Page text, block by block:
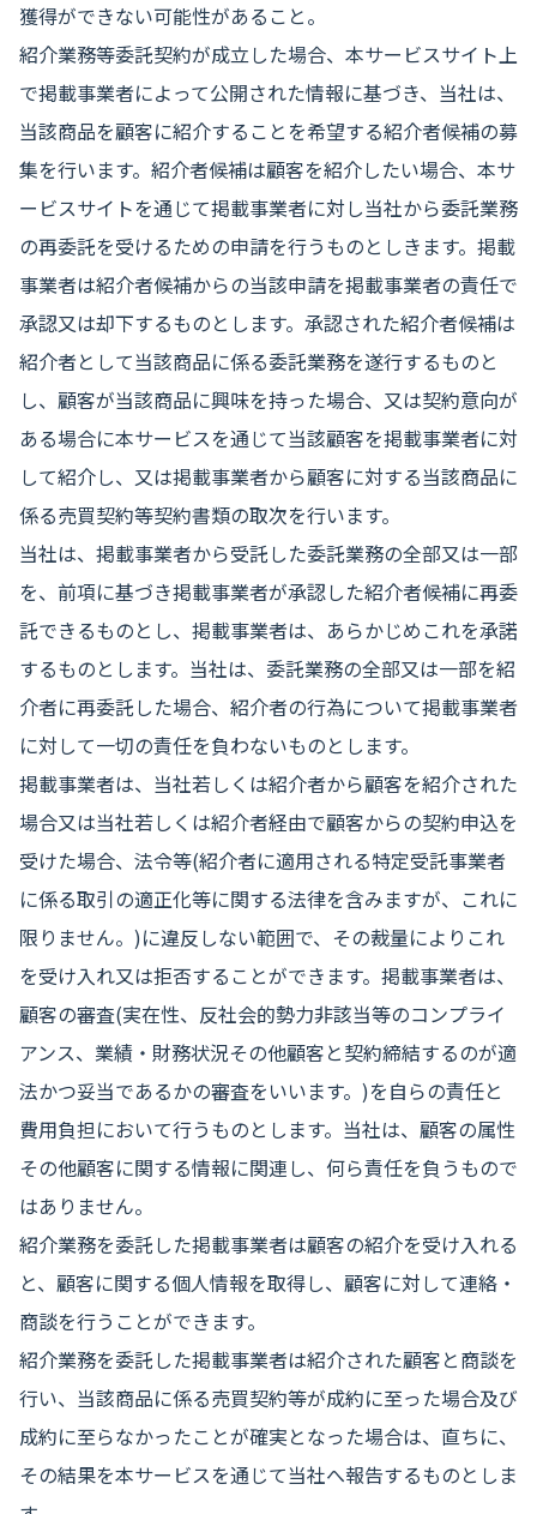
獲得ができない可能性があること。
紹介業務等委託契約が成立した場合、本サービスサイト上
で掲載事業者によって公開された情報に基づき、当社は、
当該商品を顧客に紹介することを希望する紹介者候補の募
集を行います。紹介者候補は顧客を紹介したい場合、本サ
ービスサイトを通じて掲載事業者に対し当社から委託業務
の再委託を受けるための申請を行うものとしきます。掲載
事業者は紹介者候補からの当該申請を掲載事業者の責任で
承認又は却下するものとします。承認された紹介者候補は
紹介者として当該商品に係る委託業務を遂行するものと
し、顧客が当該商品に興味を持った場合、又は契約意向が
ある場合に本サービスを通じて当該顧客を掲載事業者に対
して紹介し、又は掲載事業者から顧客に対する当該商品に
係る売買契約等契約書類の取次を行います。
当社は、掲載事業者から受託した委託業務の全部又は一部
を、前項に基づき掲載事業者が承認した紹介者候補に再委
託できるものとし、掲載事業者は、あらかじめこれを承諾
するものとします。当社は、委託業務の全部又は一部を紹
介者に再委託した場合、紹介者の行為について掲載事業者
に対して一切の責任を負わないものとします。
掲載事業者は、当社若しくは紹介者から顧客を紹介された
場合又は当社若しくは紹介者経由で顧客からの契約申込を
受けた場合、法令等(紹介者に適用される特定受託事業者
に係る取引の適正化等に関する法律を含みますが、これに
限りません。)に違反しない範囲で、その裁量によりこれ
を受け入れ又は拒否することができます。掲載事業者は、
顧客の審査(実在性、反社会的勢力非該当等のコンプライ
アンス、業績・財務状況その他顧客と契約締結するのが適
法かつ妥当であるかの審査をいいます。)を自らの責任と
費用負担において行うものとします。当社は、顧客の属性
その他顧客に関する情報に関連し、何ら責任を負うもので
はありません。
紹介業務を委託した掲載事業者は顧客の紹介を受け入れる
と、顧客に関する個人情報を取得し、顧客に対して連絡・
商談を行うことができます。
紹介業務を委託した掲載事業者は紹介された顧客と商談を
行い、当該商品に係る売買契約等が成約に至った場合及び
成約に至らなかったことが確実となった場合は、直ちに、
その結果を本サービスを通じて当社へ報告するものとしま